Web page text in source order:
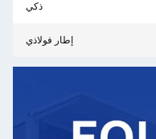
ذكي
إطار فولاذي